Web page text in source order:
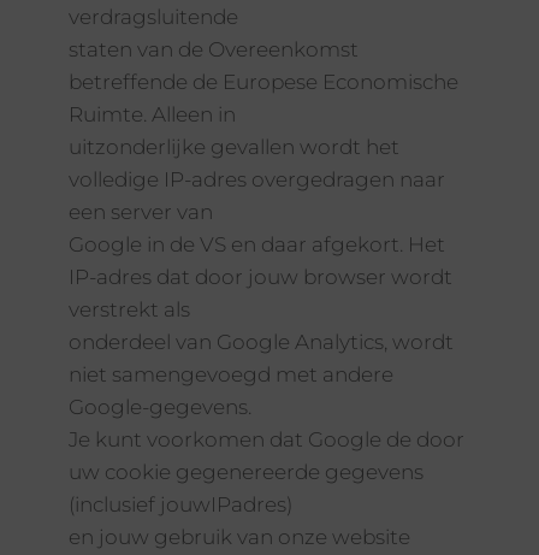
verdragsluitende
staten van de Overeenkomst
betreffende de Europese Economische
Ruimte. Alleen in
uitzonderlijke gevallen wordt het
volledige IP-adres overgedragen naar
een server van
Google in de VS en daar afgekort. Het
IP-adres dat door jouw browser wordt
verstrekt als
onderdeel van Google Analytics, wordt
niet samengevoegd met andere
Google-gegevens.
Je kunt voorkomen dat Google de door
uw cookie gegenereerde gegevens
(inclusief jouwIPadres)
en jouw gebruik van onze website